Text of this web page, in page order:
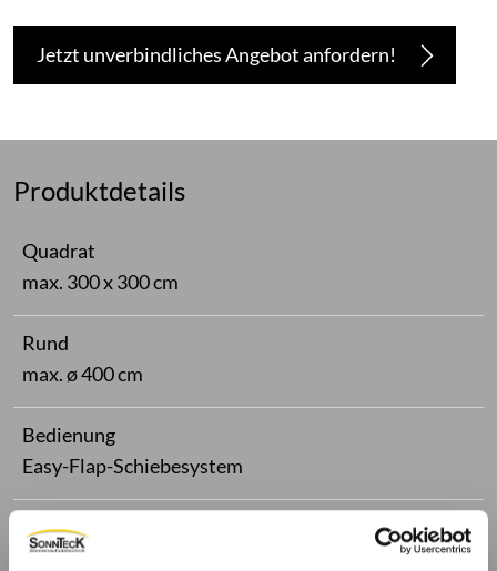
Jetzt unverbindliches Angebot anfordern!
Produktdetails
Quadrat
max. 300 x 300 cm
Rund
max. ø 400 cm
Bedienung
Easy-Flap-Schiebesystem
Farbe
über 200 RAL-Farben (pulverbeschichtet, ohne